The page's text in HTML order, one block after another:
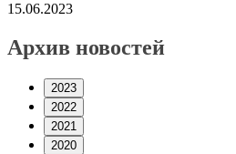
15.06.2023
Архив новостей
2023
2022
2021
2020